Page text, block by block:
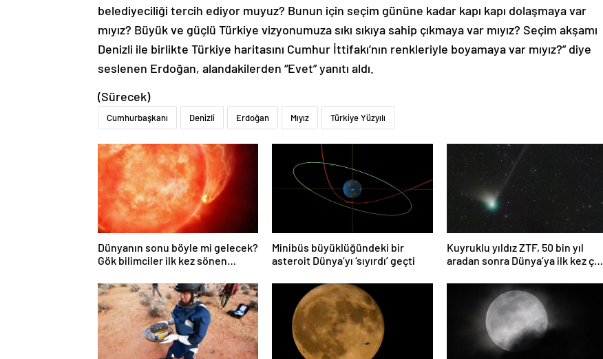
belediyeciliği tercih ediyor muyuz? Bunun için seçim gününe kadar kapı kapı dolaşmaya var
mıyız? Büyük ve güçlü Türkiye vizyonumuza sıkı sıkıya sahip çıkmaya var mıyız? Seçim akşamı
Denizli ile birlikte Türkiye haritasını Cumhur İttifakı’nın renkleriyle boyamaya var mıyız?” diye
seslenen Erdoğan, alandakilerden “Evet” yanıtı aldı.
(Sürecek)
Cumhurbaşkanı Denizli Erdoğan Mıyız Türkiye Yüzyılı
Dünyanın sonu böyle mi gelecek?
Gök bilimciler ilk kez sönen
oldu
Minibüs büyüklüğündeki bir
asteroit Dünya’yı ‘sıyırdı’ geçti
Kuyruklu yıldız ZTF, 50 bin yıl
aradan sonra Dünya’ya ilk kez çok